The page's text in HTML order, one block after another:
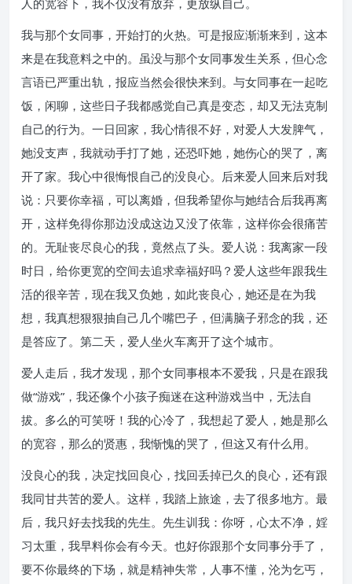
人的宽容下，我不仅没有放弃，更放纵自己。
我与那个女同事，开始打的火热。可是报应渐渐来到，这本
来是在我意料之中的。虽没与那个女同事发生关系，但心念
言语已严重出轨，报应当然会很快来到。与女同事在一起吃
饭，闲聊，这些日子我都感觉自己真是变态，却又无法克制
自己的行为。一日回家，我心情很不好，对爱人大发脾气，
她没支声，我就动手打了她，还恐吓她，她伤心的哭了，离
开了家。我心中很悔恨自己的没良心。后来爱人回来后对我
说：只要你幸福，可以离婚，但我希望你与她结合后我再离
开，这样免得你那边没成这边又没了依靠，这样你会很痛苦
的。无耻丧尽良心的我，竟然点了头。爱人说：我离家一段
时日，给你更宽的空间去追求幸福好吗？爱人这些年跟我生
活的很辛苦，现在我又负她，如此丧良心，她还是在为我
想，我真想狠狠抽自己几个嘴巴子，但满脑子邪念的我，还
是答应了。第二天，爱人坐火车离开了这个城市。
爱人走后，我才发现，那个女同事根本不爱我，只是在跟我
做“游戏”，我还像个小孩子痴迷在这种游戏当中，无法自
拔。多么的可笑呀！我的心冷了，我想起了爱人，她是那么
的宽容，那么的贤惠，我惭愧的哭了，但这又有什么用。
没良心的我，决定找回良心，找回丢掉已久的良心，还有跟
我同甘共苦的爱人。这样，我踏上旅途，去了很多地方。最
后，我只好去找我的先生。先生训我：你呀，心太不净，婬
习太重，我早料你会有今天。也好你跟那个女同事分手了，
要不你最终的下场，就是精神失常，人事不懂，沦为乞丐，